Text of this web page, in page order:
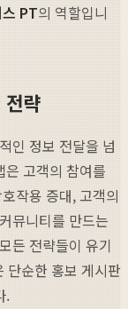
PT의 역할입니
전략
인 정보 전달을 넘
고객의 참여를
작용 증대, 고객의
뮤니티를 만드는
든 전략들이 유기
단순한 홍보 게시판
.